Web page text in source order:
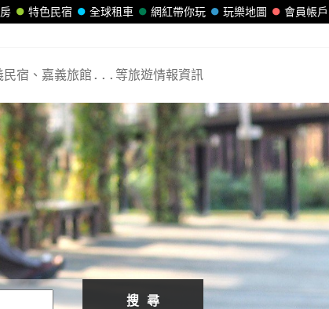
會員帳戶
玩樂地圖
網紅帶你玩
全球租車
特色民宿
民宿、嘉義旅館...等旅遊情報資訊
搜 尋